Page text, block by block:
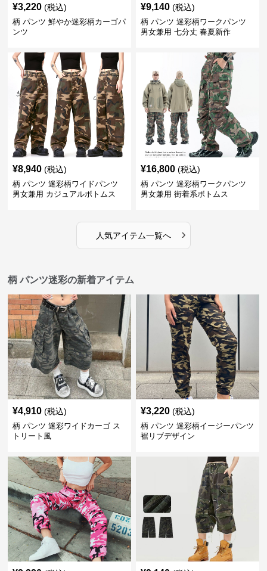
¥3,220 (税込)
柄 パンツ 鮮やか迷彩柄カーゴパ
ンツ
¥9,140 (税込)
柄 パンツ 迷彩柄ワークパンツ
男女兼用 七分丈 春夏新作
¥8,940 (税込)
柄 パンツ 迷彩柄ワイドパンツ
男女兼用 カジュアルボトムス
¥16,800 (税込)
柄 パンツ 迷彩柄ワークパンツ
男女兼用 街着系ボトムス
人気アイテム一覧へ ›
柄 パンツ迷彩の新着アイテム
¥4,910 (税込)
柄 パンツ 迷彩ワイドカーゴ ス
トリート風
¥3,220 (税込)
柄 パンツ 迷彩柄イージーパンツ
裾リブデザイン